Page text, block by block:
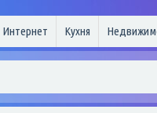
Интернет Кухня